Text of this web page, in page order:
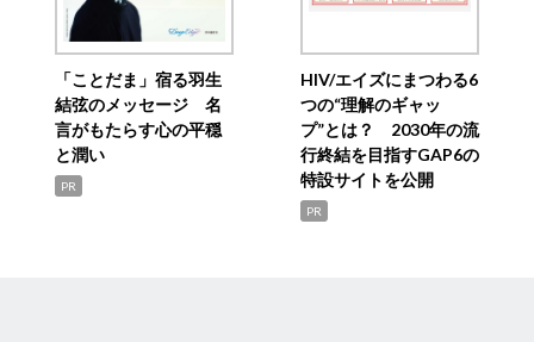
「ことだま」宿る羽生
結弦のメッセージ 名
言がもたらす心の平穏
と潤い
PR
HIV/エイズにまつわる6
つの“理解のギャッ
プ”とは？ 2030年の流
行終結を目指すGAP6の
特設サイトを公開
PR